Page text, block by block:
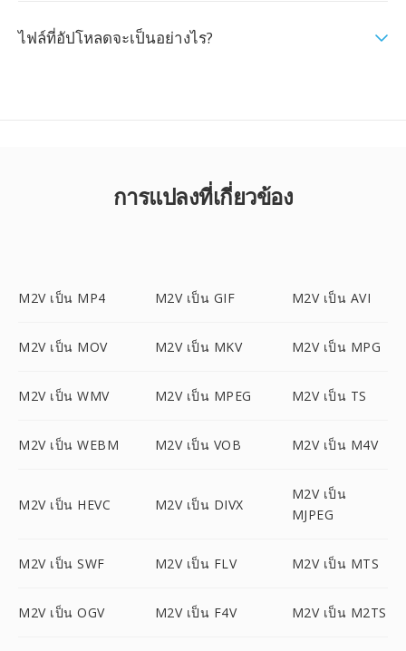
ไฟล์ที่อัปโหลดจะเป็นอย่างไร?
การแปลงที่เกี่ยวข้อง
M2V เป็น MP4 M2V เป็น GIF M2V เป็น AVI
M2V เป็น MOV M2V เป็น MKV M2V เป็น MPG
M2V เป็น WMV M2V เป็น MPEG M2V เป็น TS
M2V เป็น WEBM M2V เป็น VOB M2V เป็น M4V
M2V เป็น HEVC M2V เป็น DIVX
M2V เป็น
MJPEG
M2V เป็น SWF M2V เป็น FLV M2V เป็น MTS
M2V เป็น OGV M2V เป็น F4V M2V เป็น M2TS